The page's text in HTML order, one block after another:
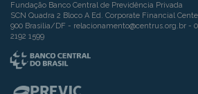
Fundação Banco Central de Previdência Privada
SCN Quadra 2 Bloco A Ed. Corporate Financial
900 Brasilia/DF - relacionamento@centrus.org.br -
2192 1599